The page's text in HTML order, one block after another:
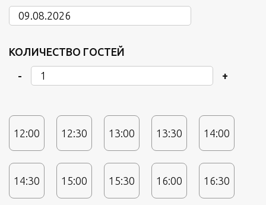
КОЛИЧЕСТВО ГОСТЕЙ
-
+
12:00 12:30 13:00 13:30 14:00
14:30 15:00 15:30 16:00 16:30